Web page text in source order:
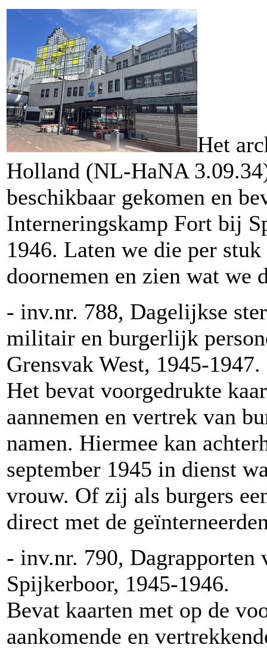
Het
Holland (NL-HaNA
beschikbaar gekomen en
Interneringskamp Fort bij
1946. Laten we die per
doornemen en zien wat we
- inv.nr. 788, Dagelijkse
militair en burgerlijk
Grensvak West, 1945-1947.
Het bevat voorgedrukte
aannemen en vertrek van
namen. Hiermee kan
september 1945 in dienst
vrouw. Of zij als burgers
direct met de
- inv.nr. 790, Dagrapporten
Spijkerboor, 1945-1946.
Bevat kaarten met op de
aankomende en